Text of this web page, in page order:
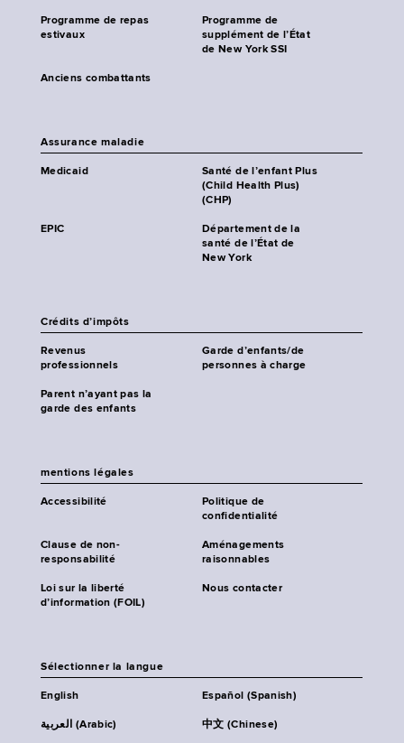
Programme de repas
estivaux
Programme de
supplément de l’État
de New York SSI
Anciens combattants
Assurance maladie
Medicaid
Santé de l’enfant Plus
(Child Health Plus)
(CHP)
EPIC
Département de la
santé de l’État de
New York
Crédits d’impôts
Revenus
professionnels
Garde d’enfants/de
personnes à charge
Parent n’ayant pas la
garde des enfants
mentions légales
Accessibilité
Politique de
confidentialité
Clause de non-
responsabilité
Aménagements
raisonnables
Loi sur la liberté
d’information (FOIL)
Nous contacter
Sélectionner la langue
English Español (Spanish)
العربية (Arabic) 中文 (Chinese)